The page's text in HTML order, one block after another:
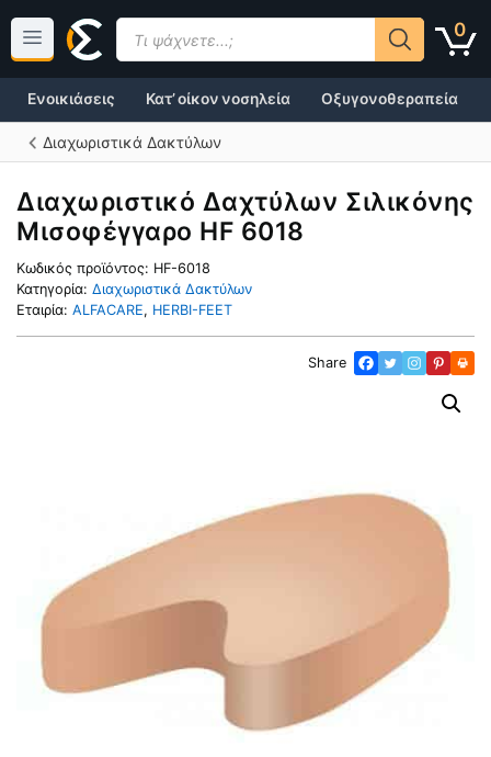
περιεχόμενο
0
Products
search
Κατ’ οίκον νοσηλεία Οξυγονοθεραπεία
Ενοικιάσεις
Διαχωριστικά Δακτύλων
Διαχωριστικό Δαχτύλων Σιλικόνης
Μισοφέγγαρο HF 6018
Κωδικός προϊόντος: HF-6018
Κατηγορία: Διαχωριστικά Δακτύλων
Εταιρία: ALFACARE, HERBI-FEET
Share